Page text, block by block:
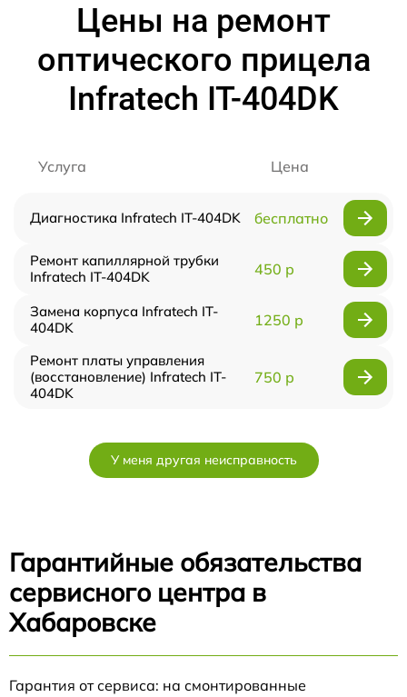
Цены на ремонт
оптического прицела
Infratech IT-404DK
Услуга Цена
Диагностика Infratech IT-404DK бесплатно
Ремонт капиллярной трубки
Infratech IT-404DK
450 р
Замена корпуса Infratech IT-
404DK
1250 р
Ремонт платы управления
(восстановление) Infratech IT-
404DK
750 р
У меня другая неисправность
Гарантийные обязательства
сервисного центра в
Хабаровске
Гарантия от сервиса: на смонтированные